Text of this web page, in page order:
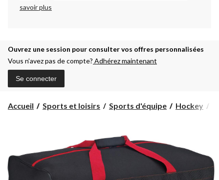
savoir plus
Ouvrez une session pour consulter vos offres personnalisées
Vous n’avez pas de compte? Adhérez maintenant
Se connecter
Accueil Sports et loisirs Sports d'équipe Hockey